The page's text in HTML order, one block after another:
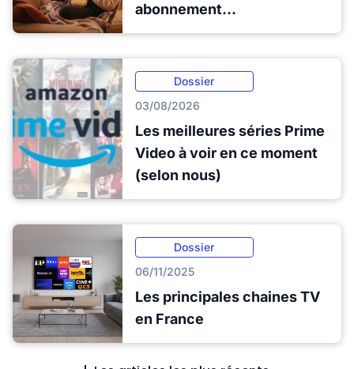
abonnement...
Dossier
03/08/2026
Les meilleures séries Prime
Video à voir en ce moment
(selon nous)
Dossier
06/11/2025
Les principales chaines TV
en France